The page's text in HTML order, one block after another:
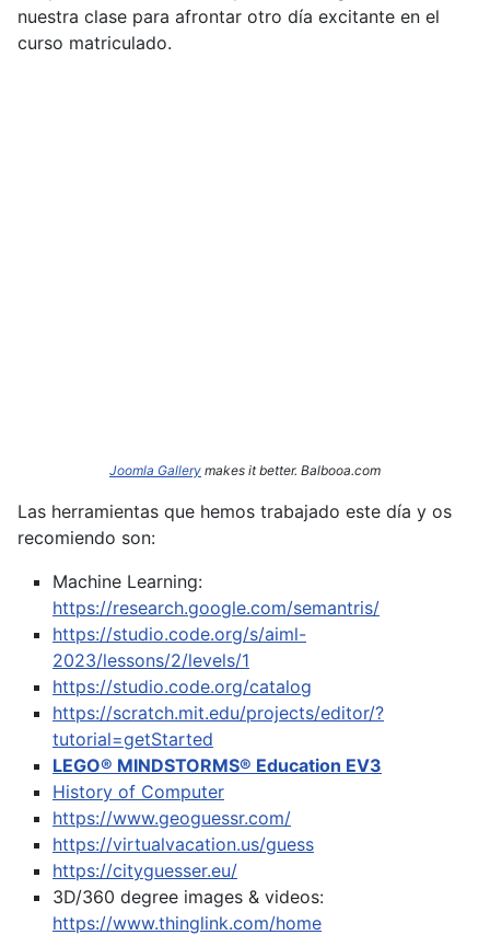
nuestra clase para afrontar otro día excitante en el
curso matriculado.
Joomla Gallery makes it better. Balbooa.com
Las herramientas que hemos trabajado este día y os
recomiendo son:
Machine Learning:
https://research.google.com/semantris/
https://studio.code.org/s/aiml-
2023/lessons/2/levels/1
https://studio.code.org/catalog
https://scratch.mit.edu/projects/editor/?
tutorial=getStarted
LEGO® MINDSTORMS® Education EV3
History of Computer
https://www.geoguessr.com/
https://virtualvacation.us/guess
https://cityguesser.eu/
3D/360 degree images & videos:
https://www.thinglink.com/home